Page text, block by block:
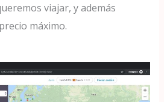
viajar, y además
máximo.